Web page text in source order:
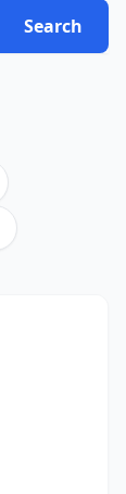
Search